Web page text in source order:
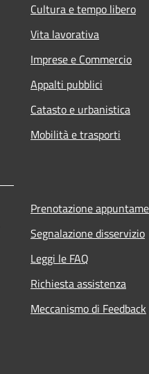
Cultura e tempo libero
Vita lavorativa
Imprese e Commercio
Appalti pubblici
Catasto e urbanistica
Mobilità e trasporti
Prenotazione
Segnalazione disservizio
Leggi le FAQ
Richiesta assistenza
Meccanismo di Feedback